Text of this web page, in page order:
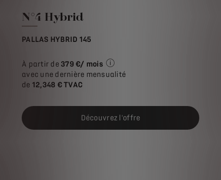
N°4 Hybrid
PALLAS HYBRID 145
À partir de 379 €/ mois
Exemple illustratif du produit
avec une dernière mensualité
de 12,348 € TVAC
Découvrez l'offre